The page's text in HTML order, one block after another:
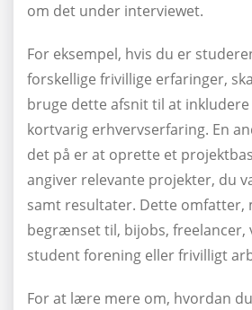
om det under interviewet.
For eksempel, hvis du er
forskellige frivillige erfaringer,
bruge dette afsnit til at
kortvarig erhvervserfaring. En
det på er at oprette et
angiver relevante projekter, du
samt resultater. Dette omfatter,
begrænset til, bijobs, freelancer,
student forening eller frivilligt
For at lære mere om, hvordan